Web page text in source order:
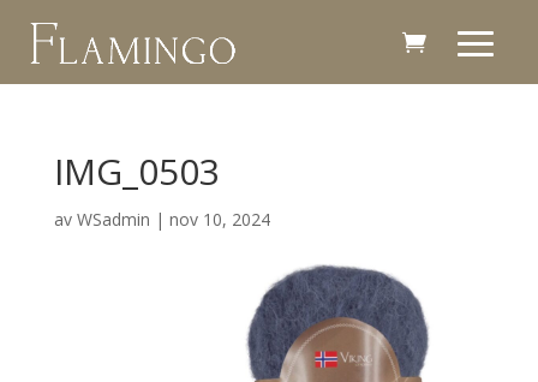
IMG_0503
av WSadmin | nov 10, 2024